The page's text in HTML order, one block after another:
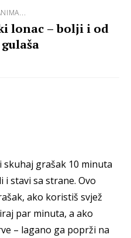
lonac – bolji i od
grašak 10 minuta
i stavi sa strane. Ovo
ako koristiš svjež
par minuta, a ako
– lagano ga poprži na